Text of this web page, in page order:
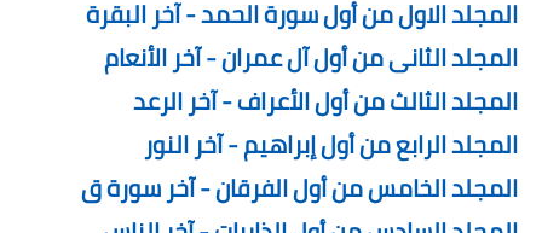
المجلد الاول من أول سورة الحمد - آخر البقرة
المجلد الثانى من أول آل عمران - آخر الأنعام
المجلد الثالث من أول الأعراف - آخر الرعد
المجلد الرابع من أول إبراهيم - آخر النور
المجلد الخامس من أول الفرقان - آخر سورة ق